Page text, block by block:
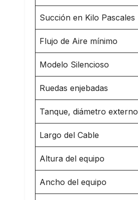
Succión en Kilo Pascales
Flujo de Aire mínimo
Modelo Silencioso
Ruedas enjebadas
Tanque, diámetro externo
Largo del Cable
Altura del equipo
Ancho del equipo